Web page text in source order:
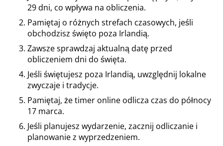
29 dni, co wpływa na obliczenia.
Pamiętaj o różnych strefach czasowych, jeśli
obchodzisz święto poza Irlandią.
Zawsze sprawdzaj aktualną datę przed
obliczeniem dni do święta.
Jeśli świętujesz poza Irlandią, uwzględnij lokalne
zwyczaje i tradycje.
Pamiętaj, że timer online odlicza czas do północy
17 marca.
Jeśli planujesz wydarzenie, zacznij odliczanie i
planowanie z wyprzedzeniem.